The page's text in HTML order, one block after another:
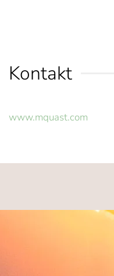
Kontakt
www.mquast.com